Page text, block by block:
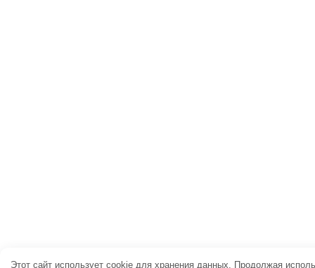
Этот сайт использует cookie для хранения данных. Продолжая